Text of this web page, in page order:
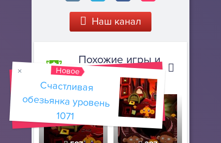
Наш канал
Похожие игры и
прохождения
Новое
Счастливая
обезьянка уровень
1071